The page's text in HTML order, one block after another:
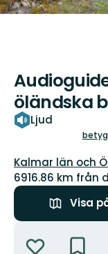
öländska
Ljud
Län:
Kalmar län och
6916.86 km från
Visa